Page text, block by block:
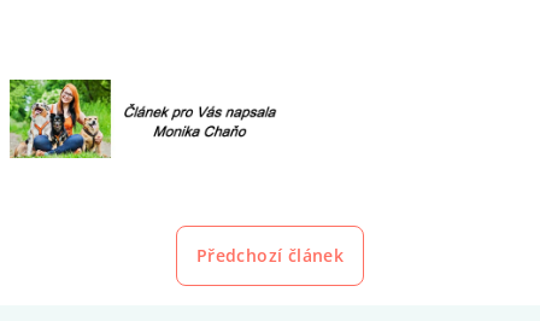
Předchozí článek